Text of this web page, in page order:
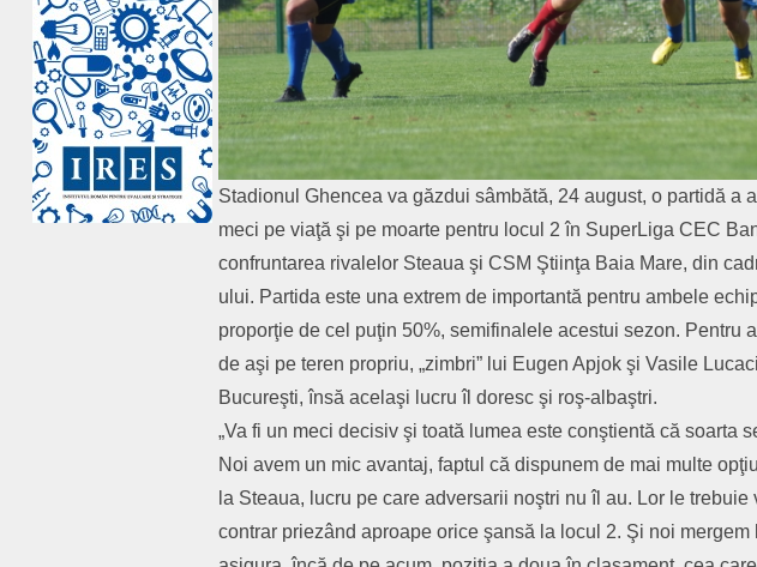
Stadionul Ghencea va găzdui sâmbătă, 24 august, o partidă a
meci pe viaţă şi pe moarte pentru locul 2 în SuperLiga CEC
confruntarea rivalelor Steaua şi CSM Ştiinţa Baia Mare, din
ului. Partida este una extrem de importantă pentru ambele
proporţie de cel puţin 50%, semifinalele acestui sezon. Pentru
de aşi pe teren propriu, „zimbri” lui Eugen Apjok şi Vasile
Bucureşti, însă acelaşi lucru îl doresc şi roş-albaştri.
„Va fi un meci decisiv şi toată lumea este conştientă că soarta
Noi avem un mic avantaj, faptul că dispunem de mai multe
la Steaua, lucru pe care adversarii noştri nu îl au. Lor le
contrar priezând aproape orice şansă la locul 2. Şi noi mergem